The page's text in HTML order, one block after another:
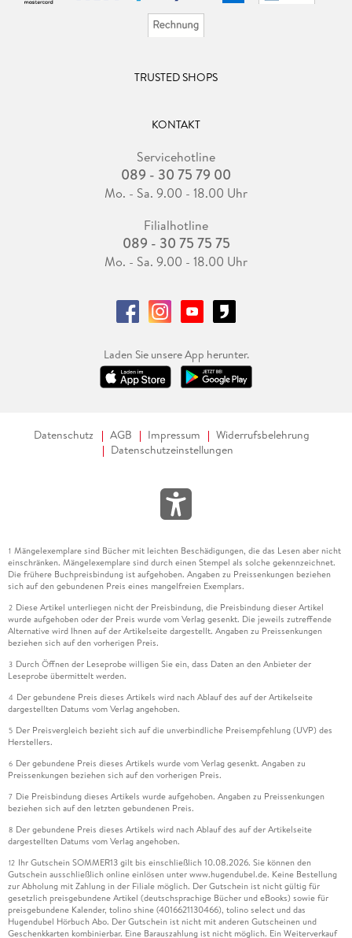
TRUSTED SHOPS
KONTAKT
Servicehotline
089 - 30 75 79 00
Mo. - Sa. 9.00 - 18.00 Uhr
Filialhotline
089 - 30 75 75 75
Mo. - Sa. 9.00 - 18.00 Uhr
Laden Sie unsere App herunter.
Datenschutz AGB Impressum
Widerrufsbelehrung
Datenschutzeinstellungen
1 Mängelexemplare sind Bücher mit leichten Beschädigungen, die das Lesen aber nicht
einschränken. Mängelexemplare sind durch einen Stempel als solche gekennzeichnet.
Die frühere Buchpreisbindung ist aufgehoben. Angaben zu Preissenkungen beziehen
sich auf den gebundenen Preis eines mangelfreien Exemplars.
2 Diese Artikel unterliegen nicht der Preisbindung, die Preisbindung dieser Artikel
wurde aufgehoben oder der Preis wurde vom Verlag gesenkt. Die jeweils zutreffende
Alternative wird Ihnen auf der Artikelseite dargestellt. Angaben zu Preissenkungen
beziehen sich auf den vorherigen Preis.
3 Durch Öffnen der Leseprobe willigen Sie ein, dass Daten an den Anbieter der
Leseprobe übermittelt werden.
4 Der gebundene Preis dieses Artikels wird nach Ablauf des auf der Artikelseite
dargestellten Datums vom Verlag angehoben.
5 Der Preisvergleich bezieht sich auf die unverbindliche Preisempfehlung (UVP) des
Herstellers.
6 Der gebundene Preis dieses Artikels wurde vom Verlag gesenkt. Angaben zu
Preissenkungen beziehen sich auf den vorherigen Preis.
7 Die Preisbindung dieses Artikels wurde aufgehoben. Angaben zu Preissenkungen
beziehen sich auf den letzten gebundenen Preis.
8 Der gebundene Preis dieses Artikels wird nach Ablauf des auf der Artikelseite
dargestellten Datums vom Verlag angehoben.
12 Ihr Gutschein SOMMER13 gilt bis einschließlich 10.08.2026. Sie können den
Gutschein ausschließlich online einlösen unter www.hugendubel.de. Keine Bestellung
zur Abholung mit Zahlung in der Filiale möglich. Der Gutschein ist nicht gültig für
gesetzlich preisgebundene Artikel (deutschsprachige Bücher und eBooks) sowie für
preisgebundene Kalender, tolino shine (4016621130466), tolino select und das
Hugendubel Hörbuch Abo. Der Gutschein ist nicht mit anderen Gutscheinen und
Geschenkkarten kombinierbar. Eine Barauszahlung ist nicht möglich. Ein Weiterverkauf